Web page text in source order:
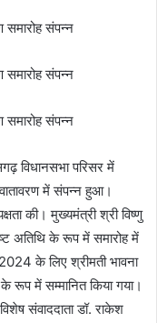
विधानसभा परिसर में
में संपन्न हुआ।
की। मुख्यमंत्री श्री विष्णु
अतिथि के रूप में समारोह में
के लिए श्रीमती भावना
रूप में सम्मानित किया गया।
संवाददाता डॉ. राकेश